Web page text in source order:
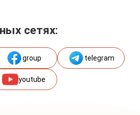
сетях:
group telegram
youtube